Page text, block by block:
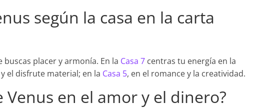
según la casa en la carta
placer y armonía. En la Casa 7 centras tu energía en la
el disfrute material; en la Casa 5, en el romance y la creatividad.
Venus en el amor y el dinero?